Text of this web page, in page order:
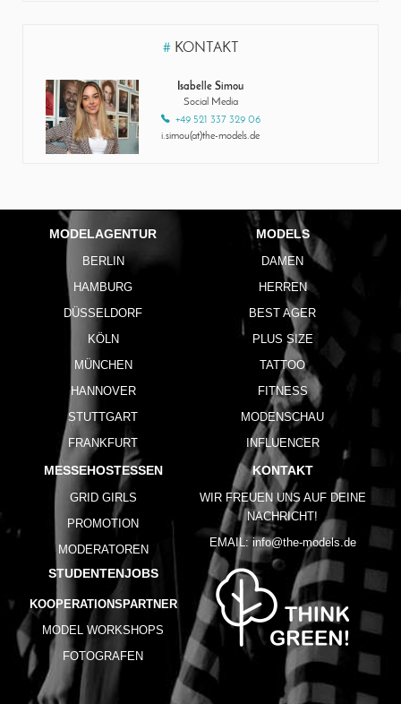
#KONTAKT
Isabelle Simou
Social Media
+49 521 337 329 06
i.simou(at)the-models.de
MODELAGENTUR
BERLIN
HAMBURG
DÜSSELDORF
KÖLN
MÜNCHEN
HANNOVER
STUTTGART
FRANKFURT
MODELS
DAMEN
HERREN
BEST AGER
PLUS SIZE
TATTOO
FITNESS
MODENSCHAU
INFLUENCER
MESSEHOSTESSEN
GRID GIRLS
PROMOTION
MODERATOREN
STUDENTENJOBS
KOOPERATIONSPARTNER
MODEL WORKSHOPS
FOTOGRAFEN
KONTAKT
WIR FREUEN UNS AUF DEINE
NACHRICHT!
EMAIL: info@the-models.de